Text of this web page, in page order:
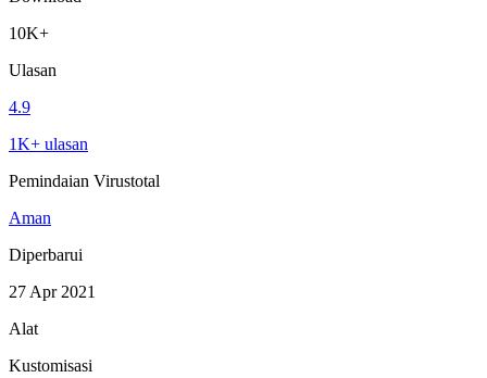
10K+
Ulasan
4.9
1K+ ulasan
Pemindaian Virustotal
Aman
Diperbarui
27 Apr 2021
Alat
Kustomisasi